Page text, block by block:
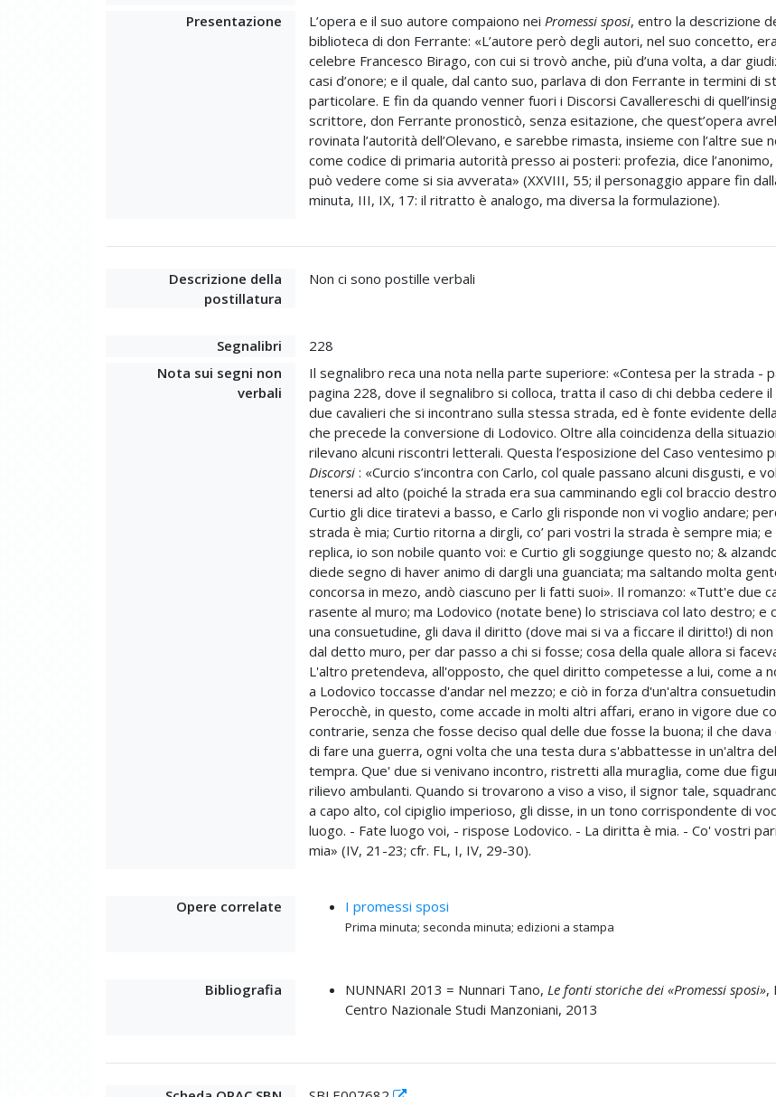
Presentazione
L’opera e il suo autore compaiono nei Promessi sposi, entro la descrizione
biblioteca di don Ferrante: «L’autore però degli autori, nel suo concetto,
celebre Francesco Birago, con cui si trovò anche, più d’una volta, a dar
casi d’onore; e il quale, dal canto suo, parlava di don Ferrante in termini di
particolare. E fin da quando venner fuori i Discorsi Cavallereschi di
scrittore, don Ferrante pronosticò, senza esitazione, che quest’opera
rovinata l’autorità dell’Olevano, e sarebbe rimasta, insieme con l’altre sue
come codice di primaria autorità presso ai posteri: profezia, dice l’anonimo,
può vedere come si sia avverata» (XXVIII, 55; il personaggio appare fin
minuta, III, IX, 17: il ritratto è analogo, ma diversa la formulazione).
Descrizione della
postillatura
Non ci sono postille verbali
Segnalibri
228
Nota sui segni non
verbali
Il segnalibro reca una nota nella parte superiore: «Contesa per la strada -
pagina 228, dove il segnalibro si colloca, tratta il caso di chi debba cedere
due cavalieri che si incontrano sulla stessa strada, ed è fonte evidente
che precede la conversione di Lodovico. Oltre alla coincidenza della
rilevano alcuni riscontri letterali. Questa l’esposizione del Caso ventesimo
Discorsi : «Curcio s’incontra con Carlo, col quale passano alcuni disgusti, e
tenersi ad alto (poiché la strada era sua camminando egli col braccio
Curtio gli dice tiratevi a basso, e Carlo gli risponde non vi voglio andare;
strada è mia; Curtio ritorna a dirgli, co’ pari vostri la strada è sempre mia; e
replica, io son nobile quanto voi: e Curtio gli soggiunge questo no; &
diede segno di haver animo di dargli una guanciata; ma saltando molta
concorsa in mezo, andò ciascuno per li fatti suoi». Il romanzo: «Tutt'e due
rasente al muro; ma Lodovico (notate bene) lo strisciava col lato destro; e
una consuetudine, gli dava il diritto (dove mai si va a ficcare il diritto!) di
dal detto muro, per dar passo a chi si fosse; cosa della quale allora si
L'altro pretendeva, all'opposto, che quel diritto competesse a lui, come a
a Lodovico toccasse d'andar nel mezzo; e ciò in forza d'un'altra
Perocchè, in questo, come accade in molti altri affari, erano in vigore due
contrarie, senza che fosse deciso qual delle due fosse la buona; il che
di fare una guerra, ogni volta che una testa dura s'abbattesse in un'altra
tempra. Que' due si venivano incontro, ristretti alla muraglia, come due
rilievo ambulanti. Quando si trovarono a viso a viso, il signor tale,
a capo alto, col cipiglio imperioso, gli disse, in un tono corrispondente di
luogo. - Fate luogo voi, - rispose Lodovico. - La diritta è mia. - Co' vostri
mia» (IV, 21-23; cfr. FL, I, IV, 29-30).
Opere correlate I promessi sposi
Prima minuta; seconda minuta; edizioni a stampa
Bibliografia NUNNARI 2013 = Nunnari Tano, Le fonti storiche dei «Promessi sposi»,
Centro Nazionale Studi Manzoniani, 2013